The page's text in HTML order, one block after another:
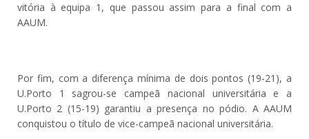
vitória à equipa 1, que passou assim para a final com a
AAUM.
Por fim, com a diferença mínima de dois pontos (19-21), a
U.Porto 1 sagrou-se campeã nacional universitária e a
U.Porto 2 (15-19) garantiu a presença no pódio. A AAUM
conquistou o título de vice-campeã nacional universitária.